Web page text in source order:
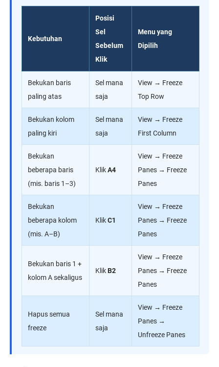
Kebutuhan
Posisi
Sel
Sebelum
Klik
Menu yang
Dipilih
Bekukan baris
paling atas
Sel mana
saja
View → Freeze
Top Row
Bekukan kolom
paling kiri
Sel mana
saja
View → Freeze
First Column
Bekukan
beberapa baris
(mis. baris 1–3)
KlikA4
View → Freeze
Panes → Freeze
Panes
Bekukan
beberapa kolom
(mis. A–B)
KlikC1
View → Freeze
Panes → Freeze
Panes
Bekukan baris 1 +
kolom A sekaligus
KlikB2
View → Freeze
Panes → Freeze
Panes
Hapus semua
freeze
Sel mana
saja
View → Freeze
Panes →
Unfreeze Panes